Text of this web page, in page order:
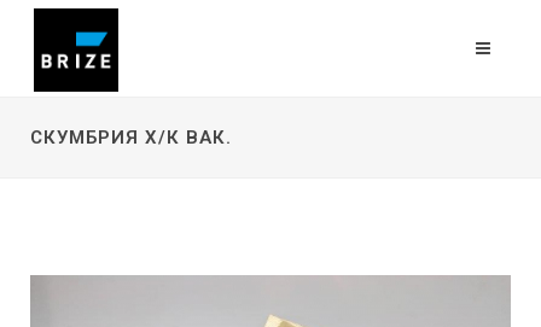
СКУМБРИЯ Х/К ВАК.